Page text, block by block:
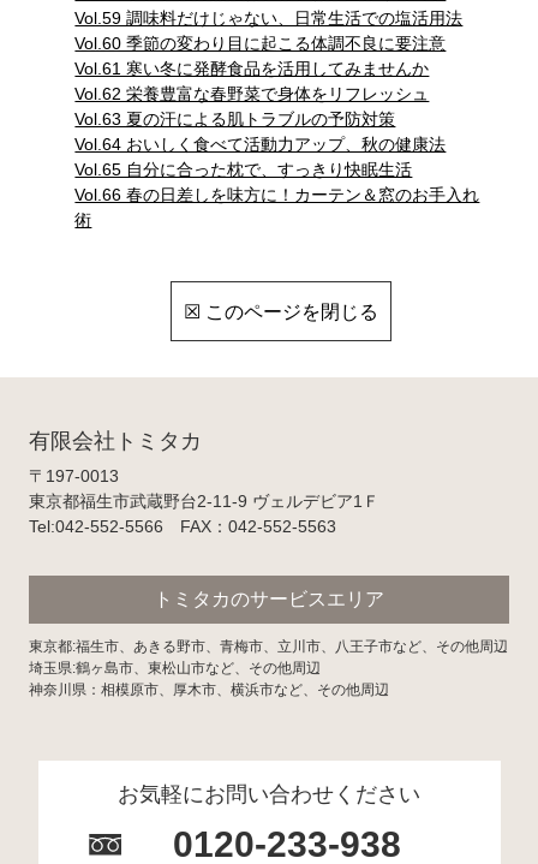
Vol.59 調味料だけじゃない、日常生活での塩活用法
Vol.60 季節の変わり目に起こる体調不良に要注意
Vol.61 寒い冬に発酵食品を活用してみませんか
Vol.62 栄養豊富な春野菜で身体をリフレッシュ
Vol.63 夏の汗による肌トラブルの予防対策
Vol.64 おいしく食べて活動力アップ、秋の健康法
Vol.65 自分に合った枕で、すっきり快眠生活
Vol.66 春の日差しを味方に！カーテン＆窓のお手入れ
術
☒ このページを閉じる
有限会社トミタカ
〒197-0013
東京都福生市武蔵野台2-11-9 ヴェルデビア1Ｆ
Tel:042-552-5566 FAX：042-552-5563
トミタカのサービスエリア
東京都:福生市、あきる野市、青梅市、立川市、八王子市など、その他周辺
埼玉県:鶴ヶ島市、東松山市など、その他周辺
神奈川県：相模原市、厚木市、横浜市など、その他周辺
お気軽にお問い合わせください
0120-233-938